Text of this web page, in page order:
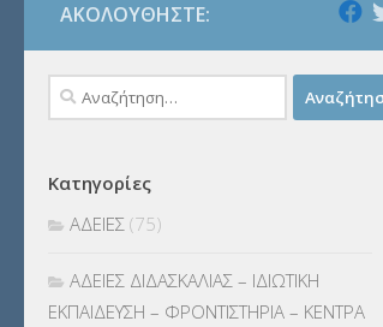
ΑΚΟΛΟΥΘΉΣΤΕ:
Αναζήτηση
για:
Κατηγορίες
ΑΔΕΙΕΣ (75)
ΑΔΕΙΕΣ ΔΙΔΑΣΚΑΛΙΑΣ – ΙΔΙΩΤΙΚΗ
ΕΚΠΑΙΔΕΥΣΗ – ΦΡΟΝΤΙΣΤΗΡΙΑ – ΚΕΝΤΡΑ